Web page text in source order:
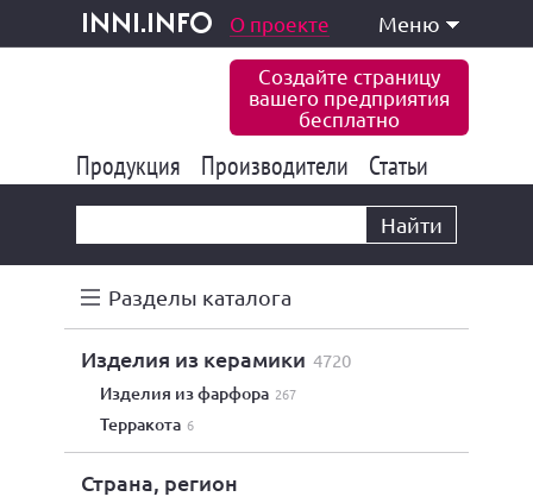
inni.info
и услуги О проекте Меню
Создайте страницу
вашего предприятия
бесплатно
Продукция 177 847
Производители 6 777
Статьи
Найти
Разделы каталога
изделия из керамики 4720
изделия из фарфора 267
терракота 6
Страна, регион